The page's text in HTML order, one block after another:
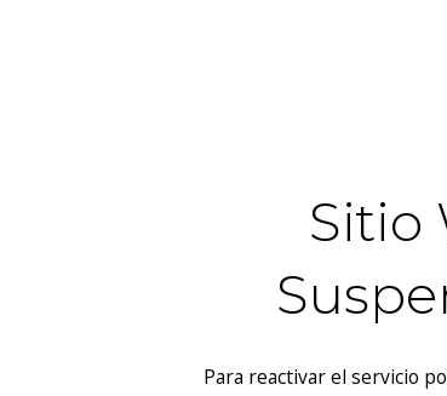
Sitio
Para reactivar el servicio